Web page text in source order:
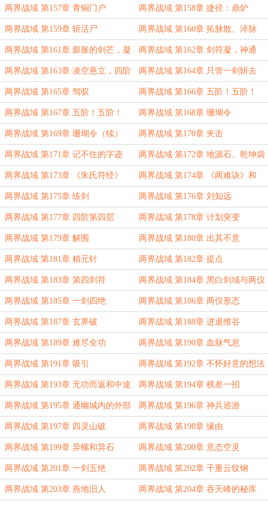
两界战域 第157章 青铜门户 两界战域 第158章 捷径：鼎炉
两界战域 第159章 斩活尸 两界战域 第160章 拓脉散、淬脉
散、续脉散
两界战域 第161章 膨胀的剑芒，凝
实的剑气
两界战域 第162章 剑符凝，神通
成！
两界战域 第163章 凌空悬立，四阶
活尸
两界战域 第164章 只管一剑斩去
两界战域 第165章 驾驭 两界战域 第166章 五阶！五阶！
两界战域 第167章 五阶！五阶！
（续）
两界战域 第168章 珊瑚令
两界战域 第169章 珊瑚令（续） 两界战域 第170章 夹击
两界战域 第171章 记不住的字迹 两界战域 第172章 地源石、乾坤袋
两界战域 第173章 《朱氏符经》 两界战域 第174章 《两难诀》和
《藏针诀》
两界战域 第175章 练剑 两界战域 第176章 刘知远
两界战域 第177章 四阶第四层 两界战域 第178章 计划突变
两界战域 第179章 解围 两界战域 第180章 出其不意
两界战域 第181章 精元针 两界战域 第182章 提点
两界战域 第183章 第四剑符 两界战域 第184章 黑白剑域与两仪
剑阵
两界战域 第185章 一剑四绝 两界战域 第186章 两仪形态
两界战域 第187章 玄界破 两界战域 第188章 进退维谷
两界战域 第189章 难尽全功 两界战域 第190章 血脉气息
两界战域 第191章 吸引 两界战域 第192章 不怀好意的想法
两界战域 第193章 无功而返和中途
拦截
两界战域 第194章 棋差一招
两界战域 第195章 通幽城内的外部
势力
两界战域 第196章 神兵巡游
两界战域 第197章 四灵山破 两界战域 第198章 缘由
两界战域 第199章 异螺和异石 两界战域 第200章 意态空灵
两界战域 第201章 一剑五绝 两界战域 第202章 千重云纹钢
两界战域 第203章 燕地旧人 两界战域 第204章 吞天峰的秘库